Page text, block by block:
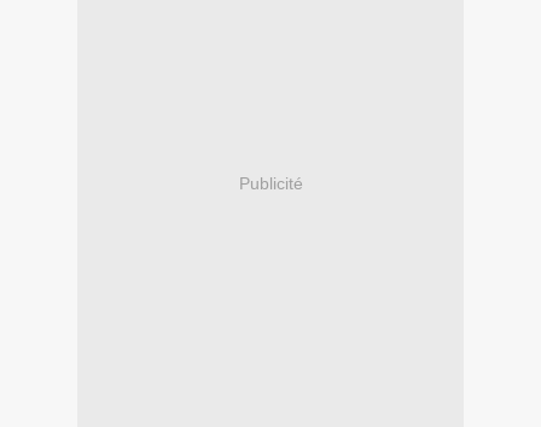
Publicité